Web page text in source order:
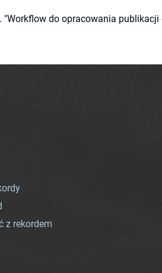
"Workflow do opracowania
z rekordem